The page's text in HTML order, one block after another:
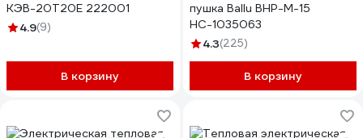
КЭВ-20Т20Е 222001
4.9(9)
В корзину
пушка Ballu BHP-M-15
НС-1035063
4.3(225)
В корзину